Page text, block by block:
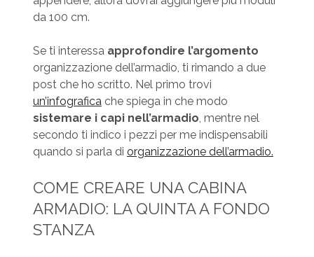
da 100 cm.
Se ti interessa approfondire l’argomento
organizzazione dell’armadio, ti rimando a due
post che ho scritto. Nel primo trovi
un’infograficache spiega in che modo
sistemare i capi nell’armadio, mentre nel
secondo ti indico i pezzi per me indispensabili
quando si parla di organizzazione dell’armadio.
COME CREARE UNA CABINA
ARMADIO: LA QUINTA A FONDO
STANZA